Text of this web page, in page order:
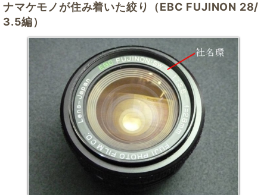
ナマケモノが住み着いた絞り（EBC FUJINON 28/
3.5編）